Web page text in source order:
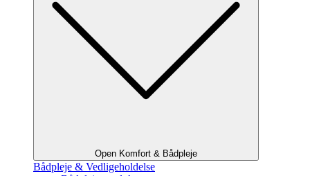
Open Komfort & Bådpleje
Bådpleje & Vedligeholdelse